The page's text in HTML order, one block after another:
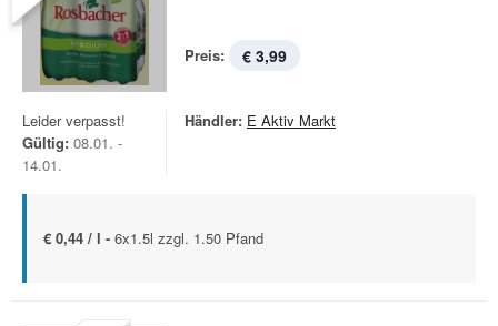
Preis: € 3,99
Leider verpasst!
Gültig: 08.01. -
14.01.
Händler: E Aktiv Markt
€ 0,44 / l - 6x1.5l zzgl. 1.50 Pfand